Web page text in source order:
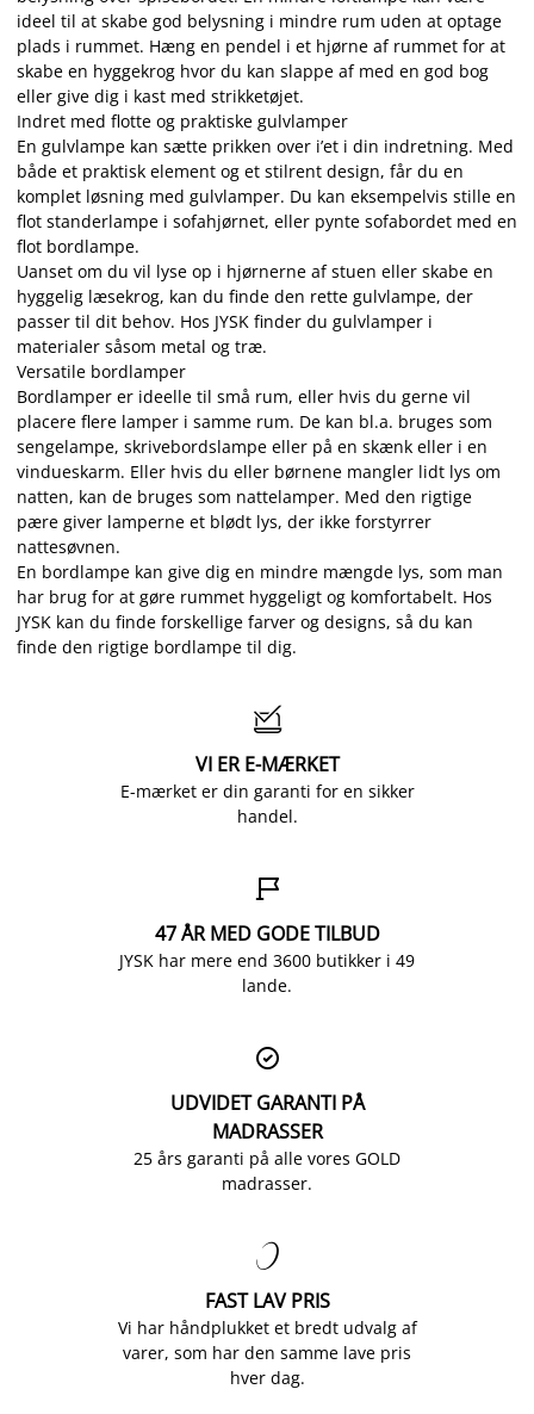
ideel til at skabe god belysning i mindre rum uden at optage
plads i rummet. Hæng en pendel i et hjørne af rummet for at
skabe en hyggekrog hvor du kan slappe af med en god bog
eller give dig i kast med strikketøjet.
Indret med flotte og praktiske gulvlamper
En gulvlampe kan sætte prikken over i’et i din indretning. Med
både et praktisk element og et stilrent design, får du en
komplet løsning med gulvlamper. Du kan eksempelvis stille en
flot standerlampe i sofahjørnet, eller pynte sofabordet med en
flot bordlampe.
Uanset om du vil lyse op i hjørnerne af stuen eller skabe en
hyggelig læsekrog, kan du finde den rette gulvlampe, der
passer til dit behov. Hos JYSK finder du gulvlamper i
materialer såsom metal og træ.
Versatile bordlamper
Bordlamper er ideelle til små rum, eller hvis du gerne vil
placere flere lamper i samme rum. De kan bl.a. bruges som
sengelampe, skrivebordslampe eller på en skænk eller i en
vindueskarm. Eller hvis du eller børnene mangler lidt lys om
natten, kan de bruges som nattelamper. Med den rigtige
pære giver lamperne et blødt lys, der ikke forstyrrer
nattesøvnen.
En bordlampe kan give dig en mindre mængde lys, som man
har brug for at gøre rummet hyggeligt og komfortabelt. Hos
JYSK kan du finde forskellige farver og designs, så du kan
finde den rigtige bordlampe til dig.

VI ER E-MÆRKET
E-mærket er din garanti for en sikker
handel.

47 ÅR MED GODE TILBUD
JYSK har mere end 3600 butikker i 49
lande.

UDVIDET GARANTI PÅ
MADRASSER
25 års garanti på alle vores GOLD
madrasser.

FAST LAV PRIS
Vi har håndplukket et bredt udvalg af
varer, som har den samme lave pris
hver dag.